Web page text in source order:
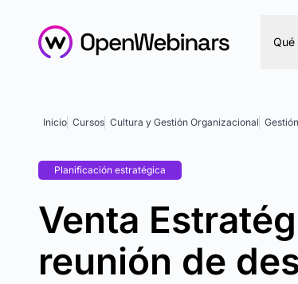
Qué
Inicio Cursos Cultura y Gestión Organizacional
Planificación estratégica
Venta
reunión de